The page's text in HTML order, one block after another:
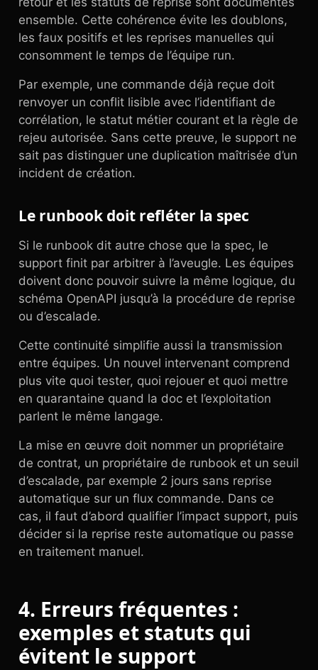
ensemble. Cette cohérence évite les doublons,
les faux positifs et les reprises manuelles qui
consomment le temps de l’équipe run.
Par exemple, une commande déjà reçue doit
renvoyer un conflit lisible avec l’identifiant de
corrélation, le statut métier courant et la règle de
rejeu autorisée. Sans cette preuve, le support ne
sait pas distinguer une duplication maîtrisée d’un
incident de création.
Le runbook doit refléter la spec
Si le runbook dit autre chose que la spec, le
support finit par arbitrer à l’aveugle. Les équipes
doivent donc pouvoir suivre la même logique, du
schéma OpenAPI jusqu’à la procédure de reprise
ou d’escalade.
Cette continuité simplifie aussi la transmission
entre équipes. Un nouvel intervenant comprend
plus vite quoi tester, quoi rejouer et quoi mettre
en quarantaine quand la doc et l’exploitation
parlent le même langage.
La mise en œuvre doit nommer un propriétaire
de contrat, un propriétaire de runbook et un seuil
d’escalade, par exemple 2 jours sans reprise
automatique sur un flux commande. Dans ce
cas, il faut d’abord qualifier l’impact support, puis
décider si la reprise reste automatique ou passe
en traitement manuel.
4. Erreurs fréquentes :
exemples et statuts qui
évitent le support